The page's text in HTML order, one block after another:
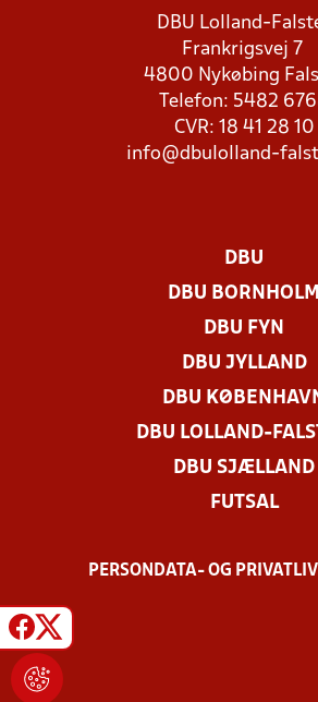
DBU Lolland-
Frankrigsvej 7
4800 Nykøbing
Telefon: 5482
CVR: 18 41 28 10
info@dbulolland-
DBU
DBU BORNHOLM
DBU FYN
DBU JYLLAND
DBU
DBU LOLLAND-
DBU SJÆLLAND
FUTSAL
PERSONDATA- OG